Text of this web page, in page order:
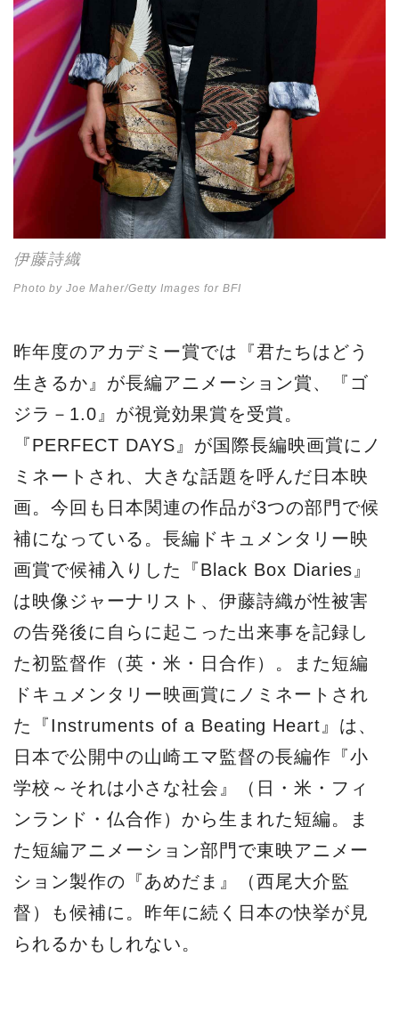
伊藤詩織
Photo by Joe Maher/Getty Images for BFI
昨年度のアカデミー賞では『君たちはどう
生きるか』が長編アニメーション賞、『ゴ
ジラ－1.0』が視覚効果賞を受賞。
『PERFECT DAYS』が国際長編映画賞にノ
ミネートされ、大きな話題を呼んだ日本映
画。今回も日本関連の作品が3つの部門で候
補になっている。長編ドキュメンタリー映
画賞で候補入りした『Black Box Diaries』
は映像ジャーナリスト、伊藤詩織が性被害
の告発後に自らに起こった出来事を記録し
た初監督作（英・米・日合作）。また短編
ドキュメンタリー映画賞にノミネートされ
た『Instruments of a Beating Heart』は、
日本で公開中の山崎エマ監督の長編作『小
学校～それは小さな社会』（日・米・フィ
ンランド・仏合作）から生まれた短編。ま
た短編アニメーション部門で東映アニメー
ション製作の『あめだま』（西尾大介監
督）も候補に。昨年に続く日本の快挙が見
られるかもしれない。